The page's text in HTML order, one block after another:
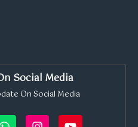
Social Media
On Social Media